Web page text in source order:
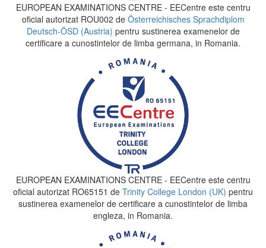
EUROPEAN EXAMINATIONS CENTRE - EECentre este centru
oficial autorizat ROU002 deÖsterreichisches Sprachdiplom
Deutsch-ÖSD (Austria) pentru sustinerea examenelor de
certificare a cunostintelor de limba germana, in Romania.
EUROPEAN EXAMINATIONS CENTRE - EECentre este centru
oficial autorizat RO65151 de Trinity College London (UK) pentru
sustinerea examenelor de certificare a cunostintelor de limba
engleza, in Romania.